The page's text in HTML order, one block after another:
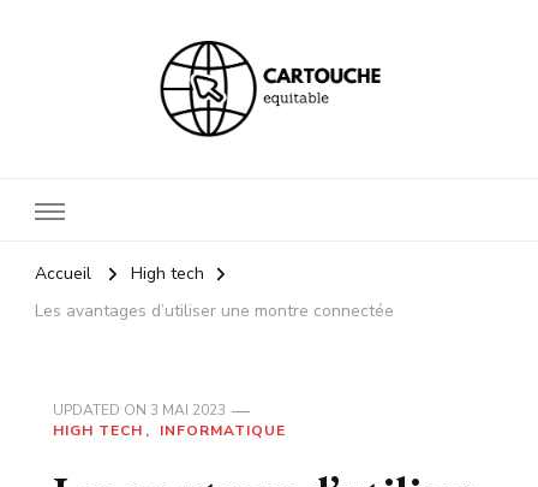
Accueil
High tech
Les avantages d’utiliser une montre connectée
UPDATED ON 3 MAI 2023
HIGH TECH
INFORMATIQUE